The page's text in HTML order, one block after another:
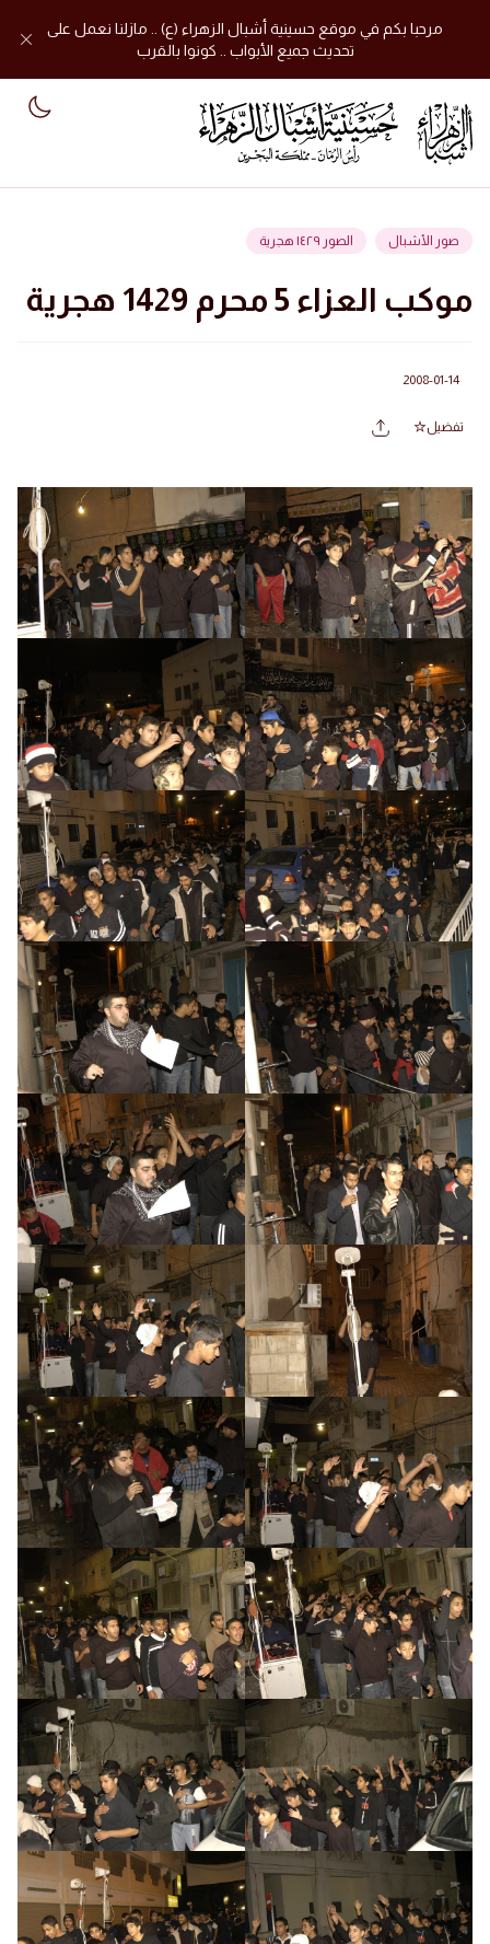
مرحبا بكم في موقع حسينية أشبال الزهراء (ع) .. مازلنا نعمل على
تحديث جميع الأبواب .. كونوا بالقرب
صور الأشبال الصور ١٤٢٩ هجرية
موكب العزاء 5 محرم 1429 هجرية
2008-01-14
تفضيل